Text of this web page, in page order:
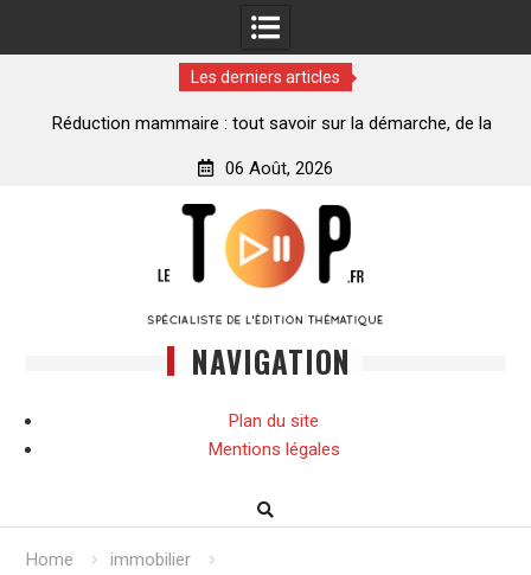
Les derniers articles
Réduction mammaire : tout savoir sur la démarche, de la
06 Août, 2026
NAVIGATION
Plan du site
Mentions légales
Home
immobilier